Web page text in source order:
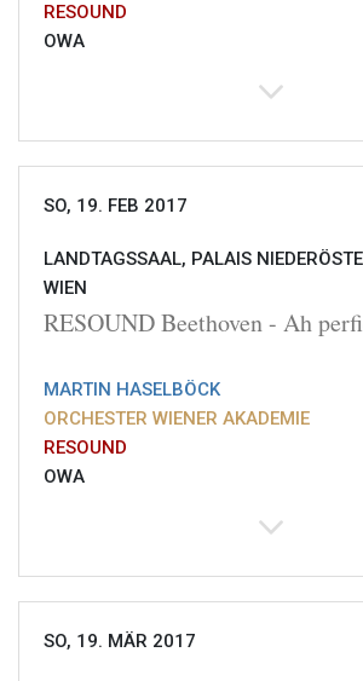
RESOUND
OWA
SO, 19. FEB 2017
LANDTAGSSAAL, PALAIS
WIEN
RESOUND Beethoven - Ah
MARTIN HASELBÖCK
ORCHESTER WIENER AKADEMIE
RESOUND
OWA
SO, 19. MÄR 2017